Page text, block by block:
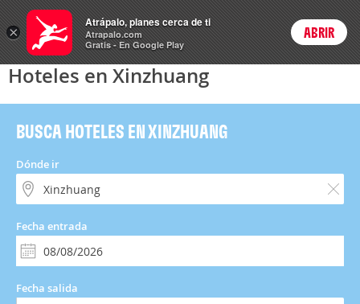
Hoteles Login
Hoteles en Xinzhuang
BUSCA HOTELES EN XINZHUANG
Dónde ir
Fecha entrada
Fecha salida
×
Atrápalo, planes cerca de ti
Atrapalo.com
Gratis - En Google Play
ABRIR